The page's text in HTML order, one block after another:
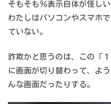
そもそも％表示自体が怪しい
わたしはパソコンやスマホ
ていない。
詐欺かと思うのは、この「
に画面が切り替わって、よ
んな画面だったりする。